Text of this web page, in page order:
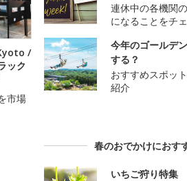
/
ック
市場
連休中の各機関
になることをチ
今年のゴールデ
する？
おすすめスポッ
紹介
春のおでかけにおす
いちご狩り特集